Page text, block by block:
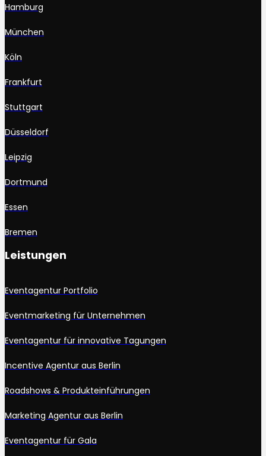
Hamburg
München
Köln
Frankfurt
Stuttgart
Düsseldorf
Leipzig
Dortmund
Essen
Bremen
Leistungen
Eventagentur Portfolio
Eventmarketing für Unternehmen
Eventagentur für innovative Tagungen
Incentive Agentur aus Berlin
Roadshows & Produkteinführungen
Marketing Agentur aus Berlin
Eventagentur für Gala